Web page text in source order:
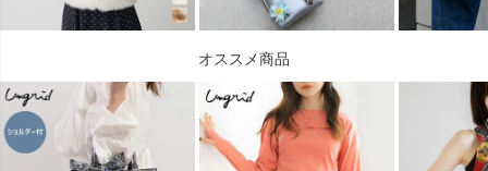
オススメ商品